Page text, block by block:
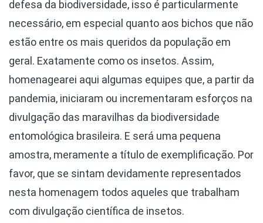
defesa da biodiversidade, isso é particularmente
necessário, em especial quanto aos bichos que não
estão entre os mais queridos da população em
geral. Exatamente como os insetos. Assim,
homenagearei aqui algumas equipes que, a partir da
pandemia, iniciaram ou incrementaram esforços na
divulgação das maravilhas da biodiversidade
entomológica brasileira. E será uma pequena
amostra, meramente a título de exemplificação. Por
favor, que se sintam devidamente representados
nesta homenagem todos aqueles que trabalham
com divulgação científica de insetos.